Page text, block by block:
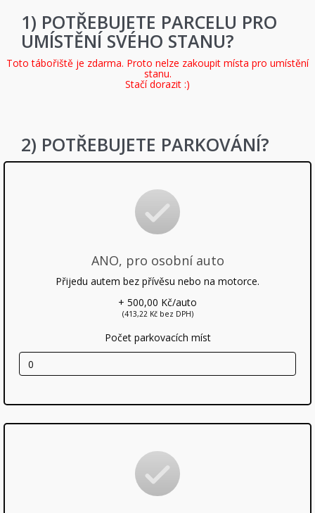
POTŘEBUJETE PARCELU PRO
UMÍSTĚNÍ SVÉHO STANU?
Toto tábořiště je zdarma. Proto nelze zakoupit místa pro umístění
stanu.
Stačí dorazit :)
POTŘEBUJETE PARKOVÁNÍ?
ANO, pro osobní auto
Přijedu autem bez přívěsu nebo na motorce.
+ 500,00 Kč/auto
(413,22 Kč bez DPH)
Počet parkovacích míst